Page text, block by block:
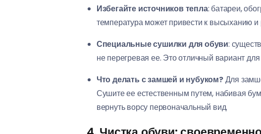
Избегайте источников тепла: батареи,
температура может привести к высыханию
Специальные сушилки для обуви:
не перегревая ее. Это отличный вариант
Что делать с замшей и нубуком?Для
Сушите ее естественным путем, набивая
вернуть ворсу первоначальный вид.